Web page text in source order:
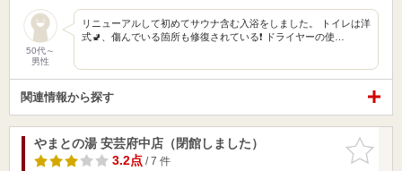
50代～
男性
リニューアルして初めてサウナ含む入浴をしました。 トイレは洋
式🚽、傷んでいる箇所も修復されている❗️ ドライヤーの使…
関連情報から探す
お気に入
りに追加
やまとの湯 安芸府中店（閉館しました）
3.2点/ 7 件